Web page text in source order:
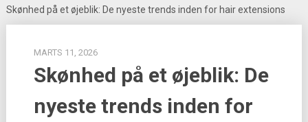
Skønhed på et øjeblik: De nyeste trends inden for hair extensions
MARTS 11, 2026
Skønhed på et øjeblik: De
nyeste trends inden for